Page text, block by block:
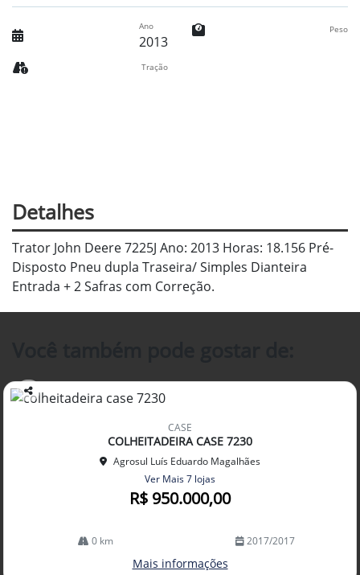
Ano
2013
Peso
Tração
Detalhes
Trator John Deere 7225J Ano: 2013 Horas: 18.156 Pré-
Disposto Pneu dupla Traseira/ Simples Dianteira
Entrada + 2 Safras com Correção.
Co
CASE
COLHEITADEIRA CASE 7230
Agrosul Luís Eduardo Magalhães
Ver Mais 7 lojas
R$ 950.000,00
0 km 2017/2017
Mais informações